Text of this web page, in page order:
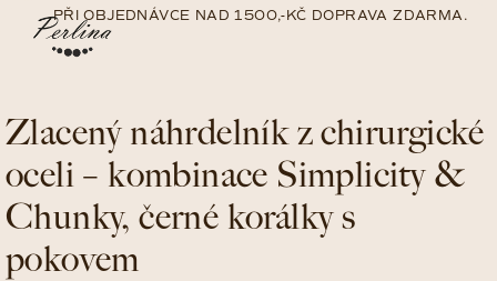
PŘI OBJEDNÁVCE NAD 1500,-KČ DOPRAVA ZDARMA.
košík
Zlacený náhrdelník z chirurgické
oceli – kombinace Simplicity &
Chunky, černé korálky s
pokovem